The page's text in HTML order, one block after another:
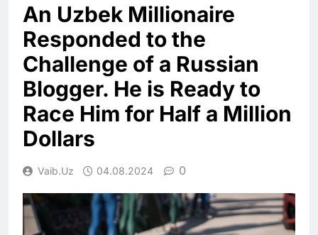
An Uzbek Millionaire
Responded to the
Challenge of a Russian
Blogger. He is Ready to
Race Him for Half a Million
Dollars
Vaib.uz 04.08.2024 0